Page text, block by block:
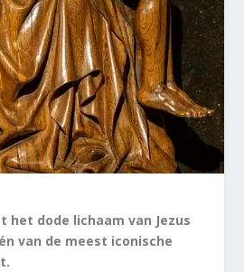
het dode lichaam van Jezus
van de meest iconische